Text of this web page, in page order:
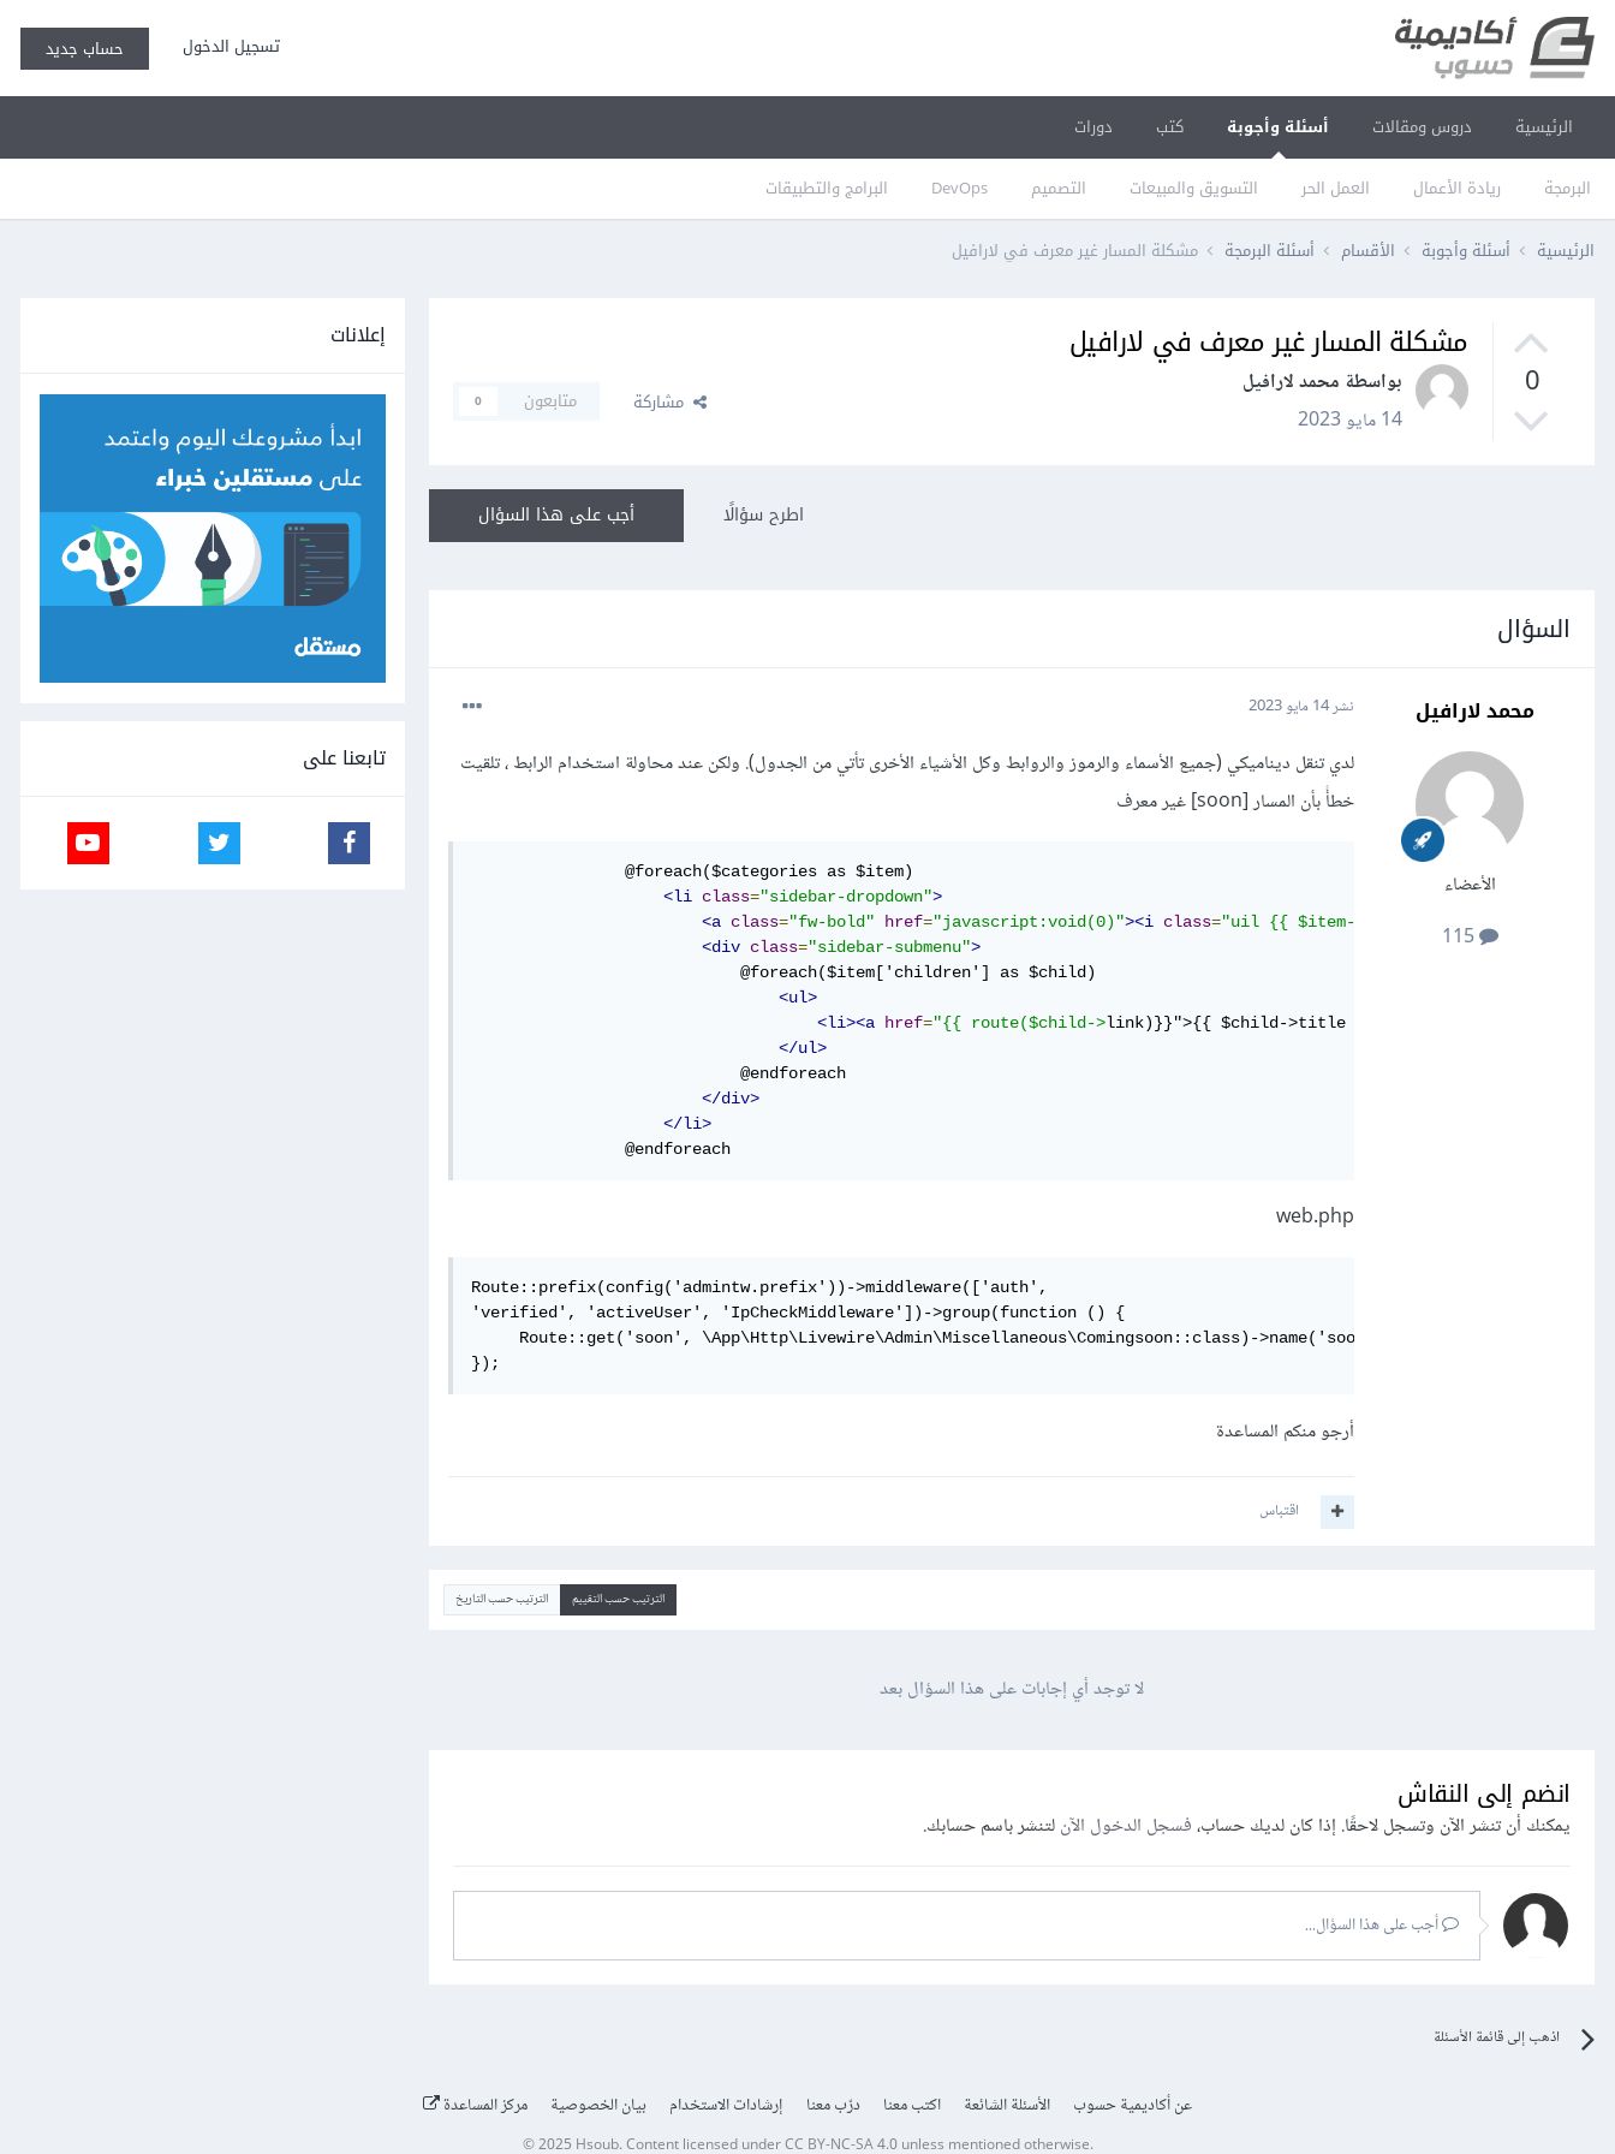
تسجيل الدخول حساب جديد
الرئيسية دروس ومقالات أسئلة وأجوبة
البرمجة ريادة الأعمال العمل الحر التسويق والمبيعات التصميم DevOps البرامج والتطبيقات
كتب دورات
الرئيسية أسئلة وأجوبة الأقسام أسئلة البرمجة مشكلة المسار غير معرف في لارافيل
0
مشكلة المسار غير معرف في لارافيل
بواسطة محمد لارافيل
14 مايو 2023
مشاركة متابعون 0
أجب على هذا السؤال اطرح سؤالًا
السؤال
محمد لارافيل
الأعضاء
115
نشر14 مايو 2023
لدي تنقل ديناميكي (جميع الأسماء والرموز والروابط وكل الأشياء الأخرى تأتي من الجدول). ولكن عند محاولة استخدام الرابط ، تلقيت
خطأً بأن المسار [soon] غير معرف
                @foreach($categories as $item)
<li class="sidebar-dropdown">
<a class="fw-bold" href="javascript:void(0)"><i class="uil {{ $item->
<div class="sidebar-submenu">
                            @foreach($item['children'] as $child)
<ul>
<li><a
href="{{ route($child->link)}}">{{ $child->title }}
</ul>
                            @endforeach
</div>
</li>
                @endforeach
web.php
Route::prefix(config('admintw.prefix'))->middleware(['auth',
'verified', 'activeUser', 'IpCheckMiddleware'])->group(function () {
     Route::get('soon', \App\Http\Livewire\Admin\Miscellaneous\Comingsoon::class)->name('soon');
});
أرجو منكم المساعدة
اقتباس
الترتيب حسب التقييم الترتيب حسب التاريخ
لا توجد أي إجابات على هذا السؤال بعد
انضم إلى النقاش
يمكنك أن تنشر الآن وتسجل لاحقًا. إذا كان لديك حساب،فسجل الدخول الآنلتنشر باسم حسابك.
أجب على هذا السؤال...
اذهب إلى قائمة الأسئلة
إعلانات
تابعنا على
عن أكاديمية حسوب الأسئلة الشائعة اكتب معنا درّب معنا إرشادات الاستخدام بيان الخصوصية مركز المساعدة
© 2025 Hsoub.Content licensed underCC BY-NC-SA 4.0unless mentioned otherwise.